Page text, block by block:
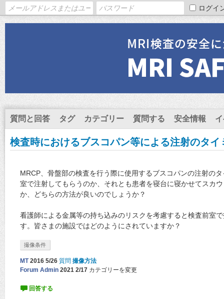
ログイ
質問と回答 タグ カテゴリー 質問する 安全情報
検査時におけるブスコパン等による注射のタイ
MRCP、骨盤部の検査を行う際に使用するブスコパンの注射の
室で注射してもらうのか、それとも患者を寝台に寝かせてスカ
か、どちらの方法が良いのでしょうか？
看護師による金属等の持ち込みのリスクを考慮すると検査前室
す。皆さまの施設ではどのようにされていますか？
撮像条件
MT 2016 5/26 質問 撮像方法
Forum Admin 2021 2/17 カテゴリーを変更